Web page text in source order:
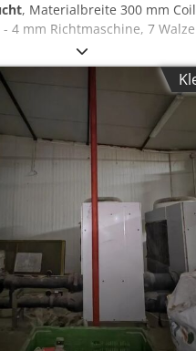
, Materialbreite 300 mm
4 mm Richtmaschine, 7
6-95/160 Bandbreite: 300 mm
Richtquerschnitt: 1200
Aicsa Spannung: 220/380 V
mit Andrückrolle, Fabr.
3 t Bandbreite: 400 mm
V 50 Hz Leistung: 3,92 kW